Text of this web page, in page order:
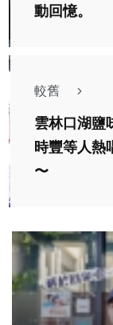
動回憶。
較舊
雲林口湖鹽
時豐等人熱
〜